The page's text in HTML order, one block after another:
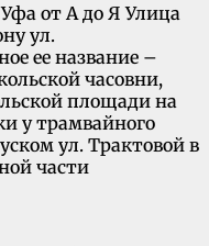
от А до Я Улица
ул.
ее название –
часовни,
площади на
у трамвайного
ул. Трактовой в
части